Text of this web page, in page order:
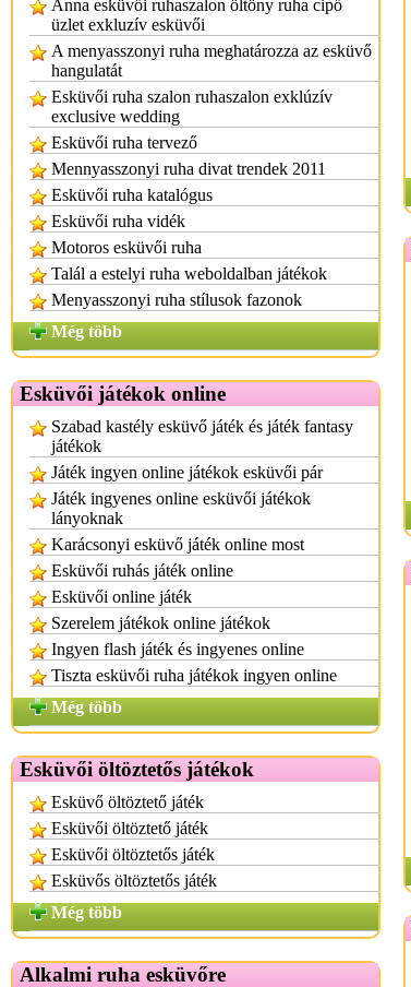
Anna esküvői ruhaszalon öltöny ruha cipő
üzlet exkluzív esküvői
A menyasszonyi ruha meghatározza az esküvő
hangulatát
Esküvői ruha szalon ruhaszalon exklúzív
exclusive wedding
Esküvői ruha tervező
Mennyasszonyi ruha divat trendek 2011
Esküvői ruha katalógus
Esküvői ruha vidék
Motoros esküvői ruha
Talál a estelyi ruha weboldalban játékok
Menyasszonyi ruha stílusok fazonok
Még több
Esküvői játékok online
Szabad kastély esküvő játék és játék fantasy
játékok
Játék ingyen online játékok esküvői pár
Játék ingyenes online esküvői játékok
lányoknak
Karácsonyi esküvő játék online most
Esküvői ruhás játék online
Esküvői online játék
Szerelem játékok online játékok
Ingyen flash játék és ingyenes online
Tiszta esküvői ruha játékok ingyen online
Még több
Esküvői öltöztetős játékok
Esküvő öltöztető játék
Esküvői öltöztető játék
Esküvői öltöztetős játék
Esküvős öltöztetős játék
Még több
Alkalmi ruha esküvőre